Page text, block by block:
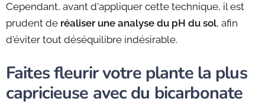
Cependant, avant d'appliquer cette technique, il est
prudent de réaliser une analyse du pH du sol, afin
d'éviter tout déséquilibre indésirable.
Faites fleurir votre plante la plus
capricieuse avec du bicarbonate